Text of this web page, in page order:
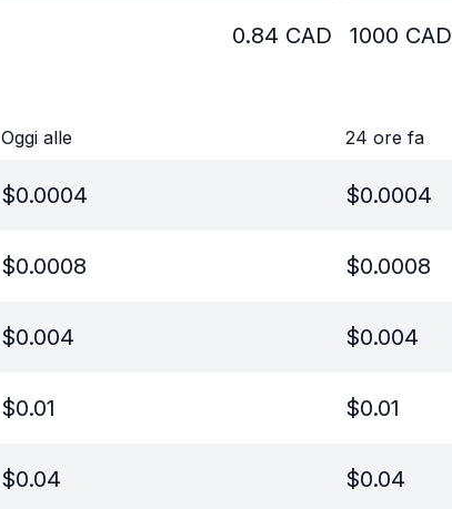
0.84 CAD 1000 CAD
Oggi alle 24 ore fa
$0.0004 $0.0004
$0.0008 $0.0008
$0.004 $0.004
$0.01 $0.01
$0.04 $0.04